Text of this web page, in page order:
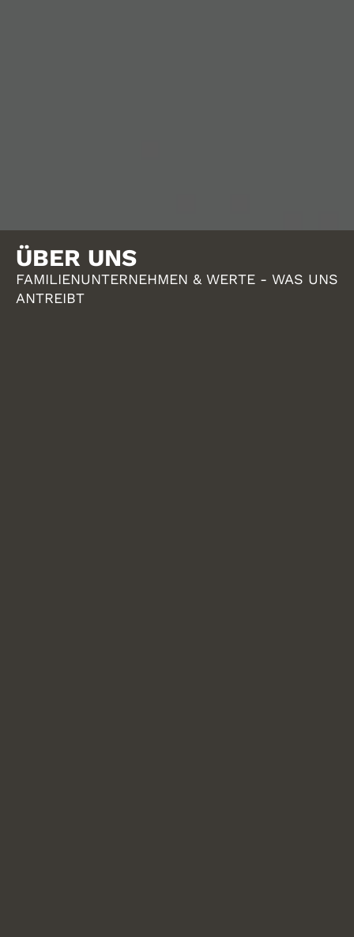
ÜBER UNS
FAMILIENUNTERNEHMEN & WERTE - WAS UNS
ANTREIBT